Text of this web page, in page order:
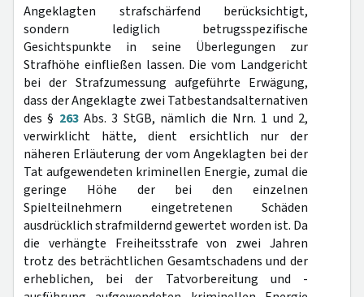
Angeklagten strafschärfend berücksichtigt,
sondern lediglich betrugsspezifische
Gesichtspunkte in seine Überlegungen zur
Strafhöhe einfließen lassen. Die vom Landgericht
bei der Strafzumessung aufgeführte Erwägung,
dass der Angeklagte zwei Tatbestandsalternativen
des § 263Abs. 3 StGB, nämlich die Nrn. 1 und 2,
verwirklicht hätte, dient ersichtlich nur der
näheren Erläuterung der vom Angeklagten bei der
Tat aufgewendeten kriminellen Energie, zumal die
geringe Höhe der bei den einzelnen
Spielteilnehmern eingetretenen Schäden
ausdrücklich strafmildernd gewertet worden ist. Da
die verhängte Freiheitsstrafe von zwei Jahren
trotz des beträchtlichen Gesamtschadens und der
erheblichen, bei der Tatvorbereitung und -